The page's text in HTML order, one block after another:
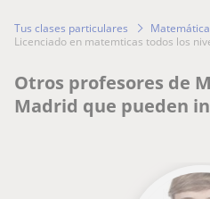
Tus clases particulares
licenciado en matemticas todos los
Otros profesores de
Madrid que pueden